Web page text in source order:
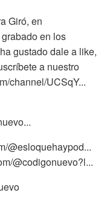
Giró, en
en los
gustado dale a like,
a nuestro
channel/UCSqY...
@esloquehaypod...
@codigonuevo?l...